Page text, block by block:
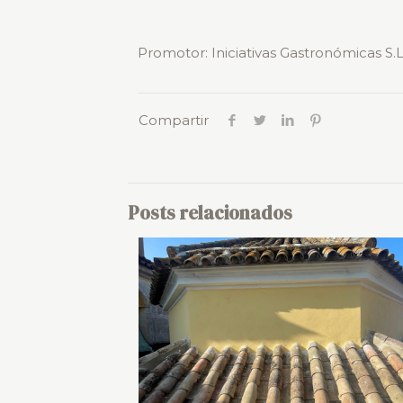
Promotor: Iniciativas Gastronómicas
Compartir
Posts relacionados